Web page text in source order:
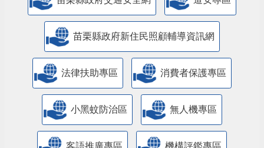
苗栗縣政府新住民照顧輔導資訊網
法律扶助專區 消費者保護專區
小黑蚊防治區 無人機專區
客語推廣專區 機構評鑑專區